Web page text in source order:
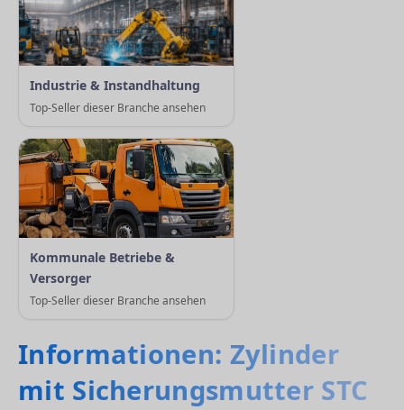
Industrie & Instandhaltung
Top-Seller dieser Branche ansehen
Kommunale Betriebe &
Versorger
Top-Seller dieser Branche ansehen
Informationen: Zylinder
mit Sicherungsmutter STC